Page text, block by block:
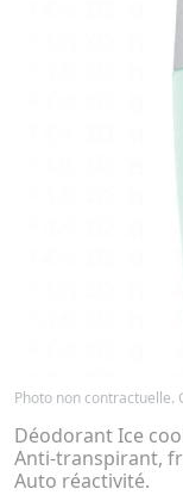
Photo non contractuelle.
Déodorant Ice
Anti-transpirant,
Auto réactivité.